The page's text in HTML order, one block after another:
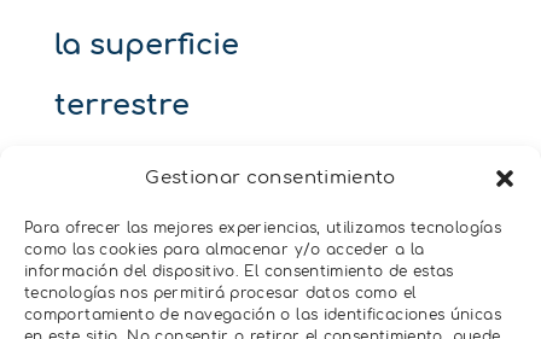
Gestionar consentimiento
Para ofrecer las mejores experiencias, utilizamos tecnologías
como las cookies para almacenar y/o acceder a la
información del dispositivo. El consentimiento de estas
tecnologías nos permitirá procesar datos como el
comportamiento de navegación o las identificaciones únicas
la superficie
terrestre
Ventajas respecto
otros radiómetros